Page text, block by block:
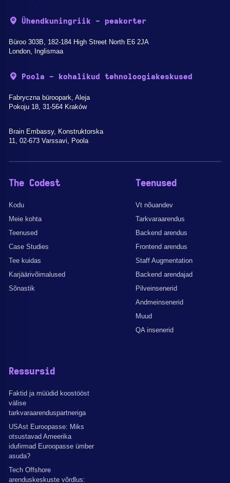
Ühendkuningriik - peakorter
Büroo 303B, 182-184 High Street North E6 2JA
London, Inglismaa
Poola - kohalikud tehnoloogiakeskused
Fabryczna büroopark, Aleja
Pokoju 18, 31-564 Kraków
Brain Embassy, Konstruktorska
11, 02-673 Varssavi, Poola
The Codest
Kodu
Meie kohta
Teenused
Case Studies
Tee kuidas
Karjäärivõimalused
Sõnastik
Teenused
Vt nõuandev
Tarkvaraarendus
Backend arendus
Frontend arendus
Staff Augmentation
Backend arendajad
Pilveinsenerid
Andmeinsenerid
Muud
QA insenerid
Ressursid
Faktid ja müüdid koostööst
välise
tarkvaraarenduspartneriga
USAst Euroopasse: Miks
otsustavad Ameerika
idufirmad Euroopasse ümber
asuda?
Tech Offshore
arenduskeskuste võrdlus: